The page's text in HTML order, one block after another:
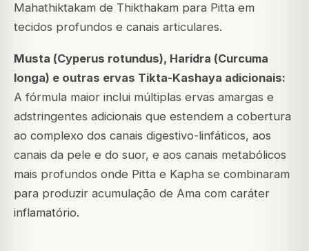
Mahathiktakam de Thikthakam para Pitta em
tecidos profundos e canais articulares.
Musta (Cyperus rotundus), Haridra (Curcuma
longa) e outras ervas Tikta-Kashaya adicionais:
A fórmula maior inclui múltiplas ervas amargas e
adstringentes adicionais que estendem a cobertura
ao complexo dos canais digestivo-linfáticos, aos
canais da pele e do suor, e aos canais metabólicos
mais profundos onde Pitta e Kapha se combinaram
para produzir acumulação de Ama com caráter
inflamatório.